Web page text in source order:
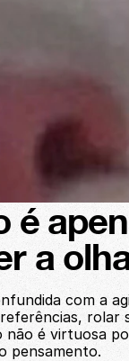
é
a
com a
rolar
não é virtuosa
pensamento.